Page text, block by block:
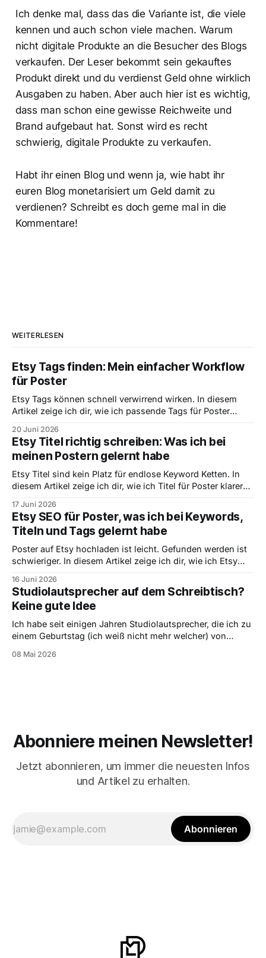
Ich denke mal, dass das die Variante ist, die viele
kennen und auch schon viele machen. Warum
nicht digitale Produkte an die Besucher des Blogs
verkaufen. Der Leser bekommt sein gekauftes
Produkt direkt und du verdienst Geld ohne wirklich
Ausgaben zu haben. Aber auch hier ist es wichtig,
dass man schon eine gewisse Reichweite und
Brand aufgebaut hat. Sonst wird es recht
schwierig, digitale Produkte zu verkaufen.
Habt ihr einen Blog und wenn ja, wie habt ihr
euren Blog monetarisiert um Geld damit zu
verdienen? Schreibt es doch gerne mal in die
Kommentare!
WEITERLESEN
Etsy Tags finden: Mein einfacher Workflow
für Poster
Etsy Tags können schnell verwirrend wirken. In diesem
Artikel zeige ich dir, wie ich passende Tags für Poster
schöne Wörter und wie ich aus einem Motiv sinnvolle Tag
Ideen ableite.
20 Juni 2026
Etsy Titel richtig schreiben: Was ich bei
meinen Postern gelernt habe
Etsy Titel sind kein Platz für endlose Keyword Ketten. In
diesem Artikel zeige ich dir, wie ich Titel für Poster klarer
verständliche Titel oft besser sind als künstlich optimierte.
17 Juni 2026
Etsy SEO für Poster, was ich bei Keywords,
Titeln und Tags gelernt habe
Poster auf Etsy hochladen ist leicht. Gefunden werden ist
schwieriger. In diesem Artikel zeige ich dir, wie ich Etsy
und worauf ich bei Titeln, Tags und Produktbildern achte.
16 Juni 2026
Studiolautsprecher auf dem Schreibtisch?
Keine gute Idee
Ich habe seit einigen Jahren Studiolautsprecher, die ich zu
einem Geburtstag (ich weiß nicht mehr welcher) von
einige Jahre her sein, da sie damals in meinem Zimmer
08 Mai 2026
Abonniere meinen Newsletter!
Jetzt abonnieren, um immer die neuesten Infos
und Artikel zu erhalten.
Abonnieren